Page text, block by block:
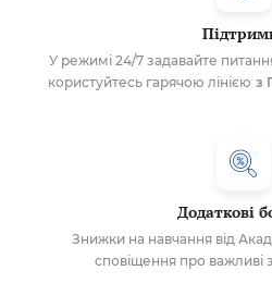
У режимі 24/7 задавайте
користуйтесь гарячою лінією з
Додаткові
Знижки на навчання від
сповіщення про важливі